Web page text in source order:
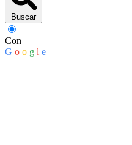
Buscar
Con
G o o g l e